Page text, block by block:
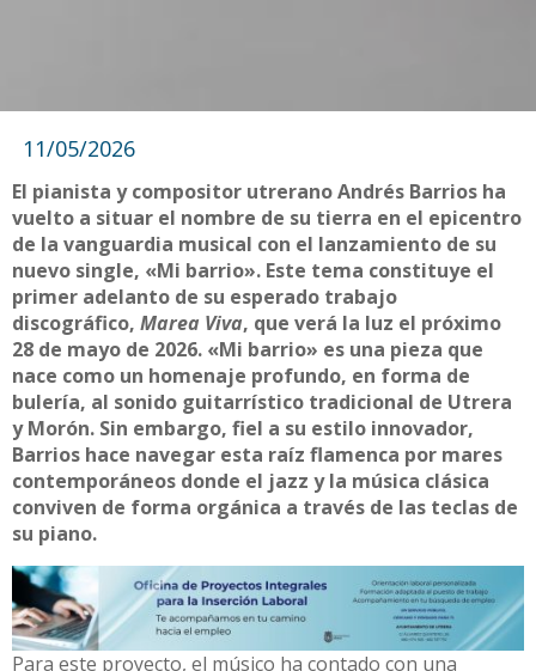
11/05/2026
El pianista y compositor utrerano Andrés Barrios ha
vuelto a situar el nombre de su tierra en el epicentro
de la vanguardia musical con el lanzamiento de su
nuevo single, «Mi barrio». Este tema constituye el
primer adelanto de su esperado trabajo
discográfico, Marea Viva, que verá la luz el próximo
28 de mayo de 2026. «Mi barrio» es una pieza que
nace como un homenaje profundo, en forma de
bulería, al sonido guitarrístico tradicional de Utrera
y Morón. Sin embargo, fiel a su estilo innovador,
Barrios hace navegar esta raíz flamenca por mares
contemporáneos donde el jazz y la música clásica
conviven de forma orgánica a través de las teclas de
su piano.
Para este proyecto, el músico ha contado con una